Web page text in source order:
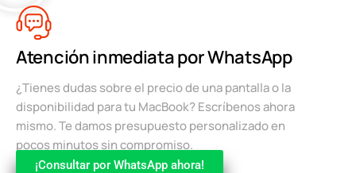
Atención inmediata por WhatsApp
¿Tienes dudas sobre el precio de una pantalla o la
disponibilidad para tu MacBook? Escríbenos ahora
mismo. Te damos presupuesto personalizado en
pocos minutos sin compromiso.
¡Consultar por WhatsApp ahora!